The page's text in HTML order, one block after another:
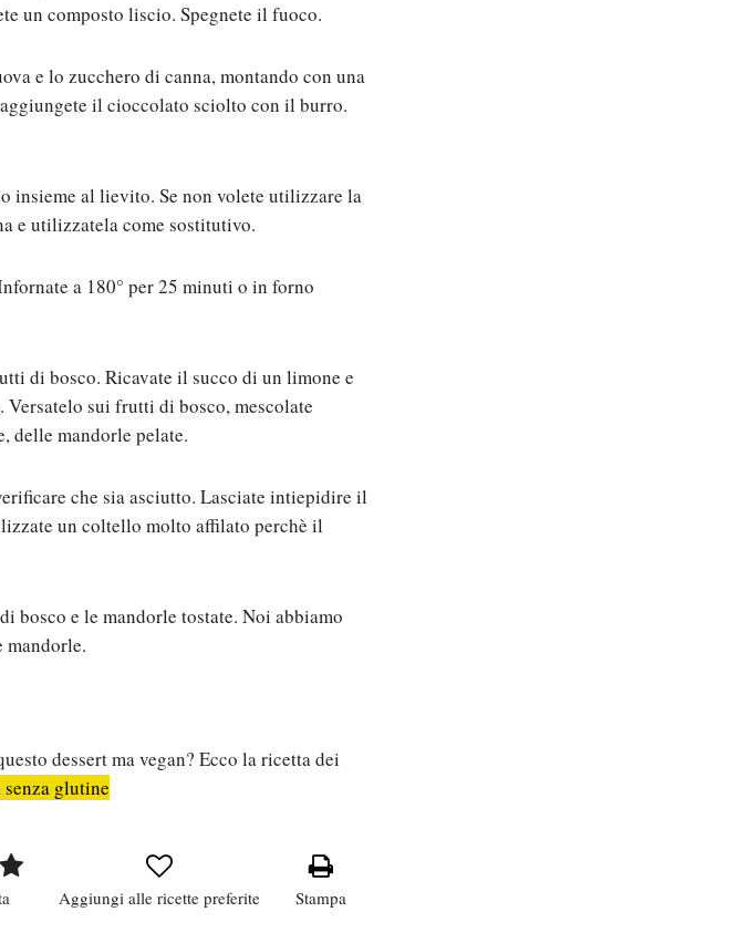
un composto liscio. Spegnete il fuoco.
e lo zucchero di canna, montando con una
il cioccolato sciolto con il burro.
insieme al lievito. Se non volete utilizzare la
e utilizzatela come sostitutivo.
a 180° per 25 minuti o in forno
di bosco. Ricavate il succo di un limone e
sui frutti di bosco, mescolate
delle mandorle pelate.
che sia asciutto. Lasciate intiepidire il
un coltello molto affilato perchè il
bosco e le mandorle tostate. Noi abbiamo
mandorle.
dessert ma vegan? Ecco la ricetta dei
glutine
Aggiungi alle ricette preferite Stampa